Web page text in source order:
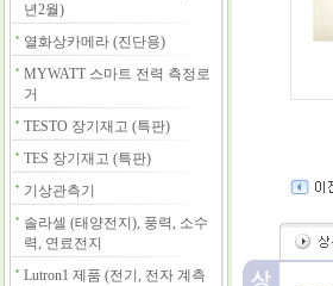
년2월)
열화상카메라 (진단용)
MYWATT 스마트 전력 측정로
거
TESTO 장기재고 (특판)
TES 장기재고 (특판)
기상관측기
솔라셀 (태양전지), 풍력, 소수
력, 연료전지
Lutron1 제품 (전기, 전자 계측